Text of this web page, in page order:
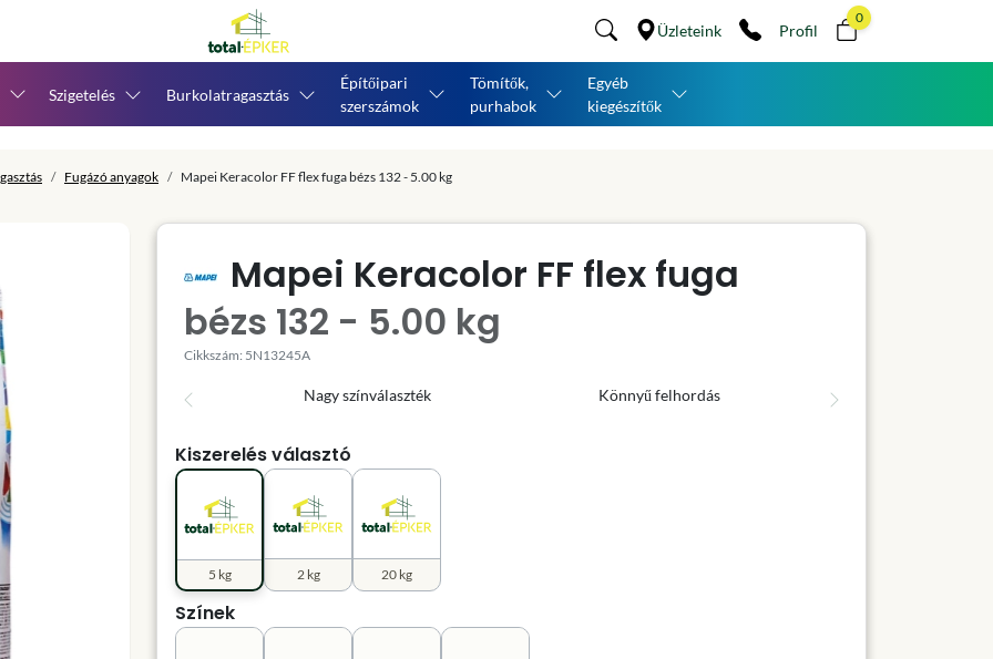
Üzleteink Profil
0
Szigetelés Burkolatragasztás
Építőipari
szerszámok
Tömítők,
purhabok
Egyéb
kiegészítők
Fugázó anyagok Mapei Keracolor FF flex fuga bézs 132 - 5.00 kg
Mapei Keracolor FF flex fuga
bézs 132 - 5.00 kg
Cikkszám: 5N13245A
Nagy színválaszték Könnyű felhordás
Kiszerelés választó
2 kg
5 kg 20 kg
Színek